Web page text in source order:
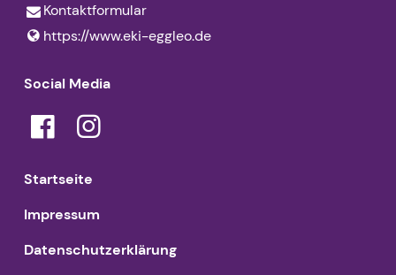
Kontaktformular
https://www.​eki-eggleo.​de
Social Media
Startseite
Impressum
Datenschutzerklärung